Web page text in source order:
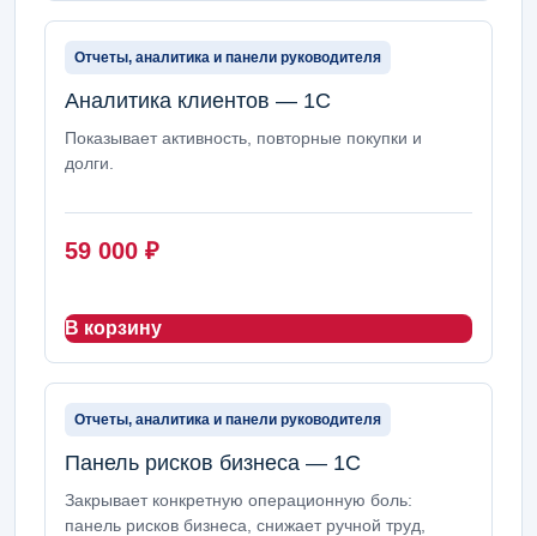
Отчеты, аналитика и панели руководителя
Аналитика клиентов — 1С
Показывает активность, повторные покупки и
долги.
59 000 ₽
В корзину
Отчеты, аналитика и панели руководителя
Панель рисков бизнеса — 1С
Закрывает конкретную операционную боль:
панель рисков бизнеса, снижает ручной труд,